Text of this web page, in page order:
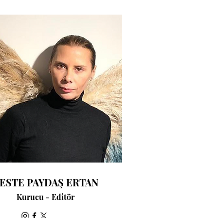
PAYDAŞ ERTAN
Kurucu - Editör